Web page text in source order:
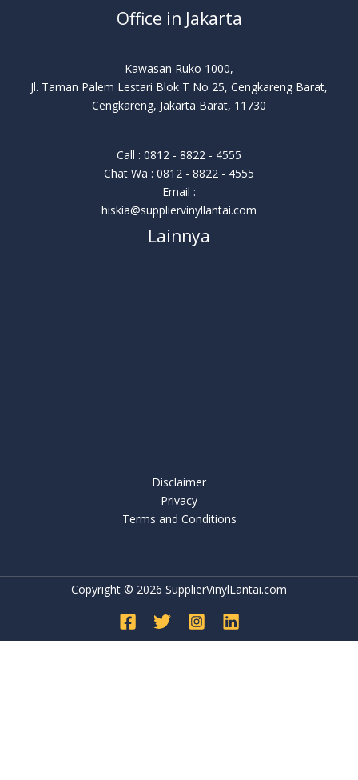
Office in Jakarta
Kawasan Ruko 1000,
Jl. Taman Palem Lestari Blok T No 25, Cengkareng Barat,
Cengkareng, Jakarta Barat, 11730
Call : 0812 - 8822 - 4555
Chat Wa : 0812 - 8822 - 4555
Email :
hiskia@suppliervinyllantai.com
Lainnya
Disclaimer
Privacy
Terms and Conditions
Copyright © 2026 SupplierVinylLantai.com